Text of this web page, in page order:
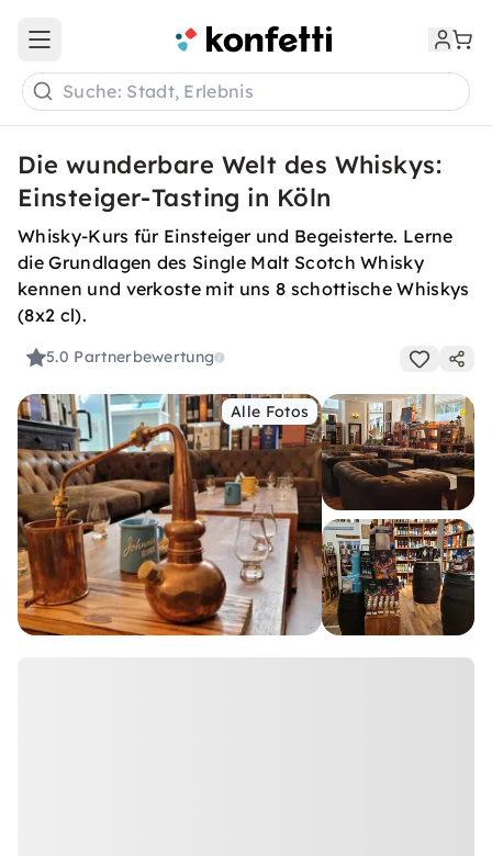
Open main menu
Suche: Stadt, Erlebnis
Die wunderbare Welt des Whiskys:
Einsteiger-Tasting in Köln
Whisky-Kurs für Einsteiger und Begeisterte. Lerne
die Grundlagen des Single Malt Scotch Whisky
kennen und verkoste mit uns 8 schottische Whiskys
(8x2 cl).
5.0 Partnerbewertung
Alle Fotos